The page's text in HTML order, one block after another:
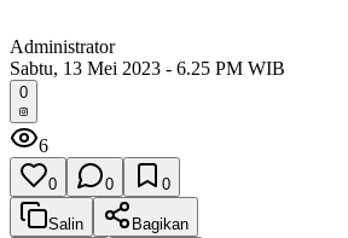
Administrator
Sabtu, 13 Mei 2023 - 6.25 PM WIB
0
6
0 0 0
Salin
Bagikan